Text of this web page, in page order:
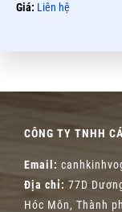
Giá: Liên hệ
CÔNG TY TNHH
Email:
Địa chỉ: 77D
Hóc Môn, Thành